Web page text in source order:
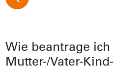
Wie beantrage ich
Mutter-/Vater-